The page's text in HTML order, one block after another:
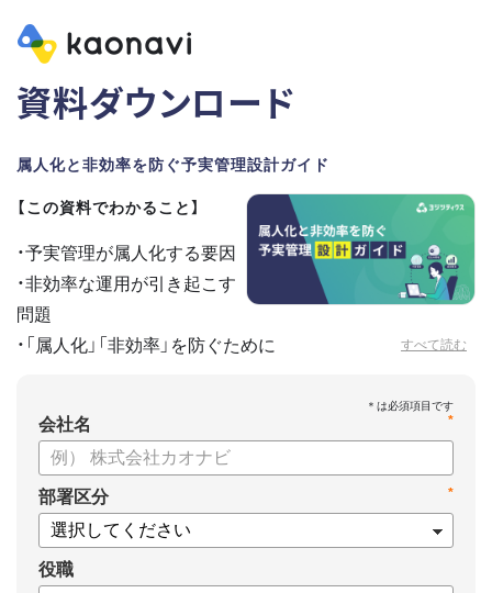
資料ダウンロード
属人化と非効率を防ぐ予実管理設計ガイド
すべて読む
【この資料でわかること】
・予実管理が属人化する要因
・非効率な運用が引き起こす
問題
・「属人化」「非効率」を防ぐために
*
会社名
*
部署区分
役職